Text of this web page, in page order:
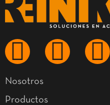
Nosotros
Productos